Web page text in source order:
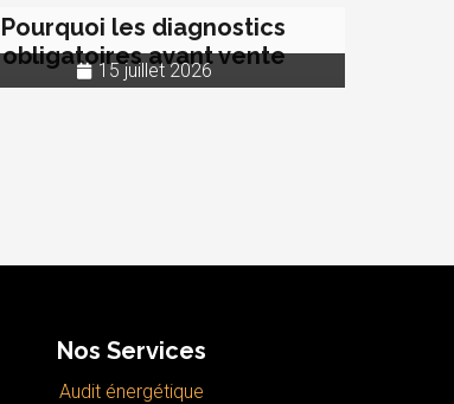
Pourquoi les diagnostics
obligatoires avant vente
15 juillet 2026
Nos Services
Audit énergétique